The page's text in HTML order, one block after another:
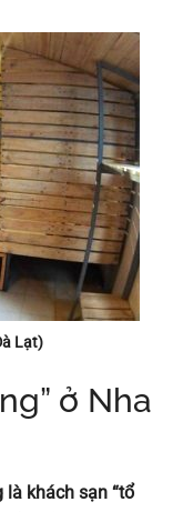
Lạt)
ở Nha
là khách sạn “tổ